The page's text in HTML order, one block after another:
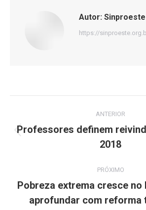
Autor: Sinproeste
https://
de
ANTERIOR
Post
anterior:
Professores definem
2018
PRÓXIMO
Próximo
post:
Pobreza extrema cresce no
aprofundar com reforma